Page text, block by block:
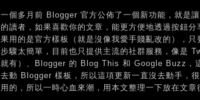
一個多月前 Blogger 官方公佈了一個新功能，就是
的讀者，如果喜歡你的文章，能更方便地透過按鈕
果用的是官方樣板（就是沒像我愛手賤亂改的），
步驟太簡單，目前也只提供主流的社群服務，像是
就有）、Blogger 的 Blog This 和 Google Buzz，
去動 Blogger 樣板，所以這項更新一直沒去動手，
用的，所以一時心血來潮，用本文整理一下放在文章